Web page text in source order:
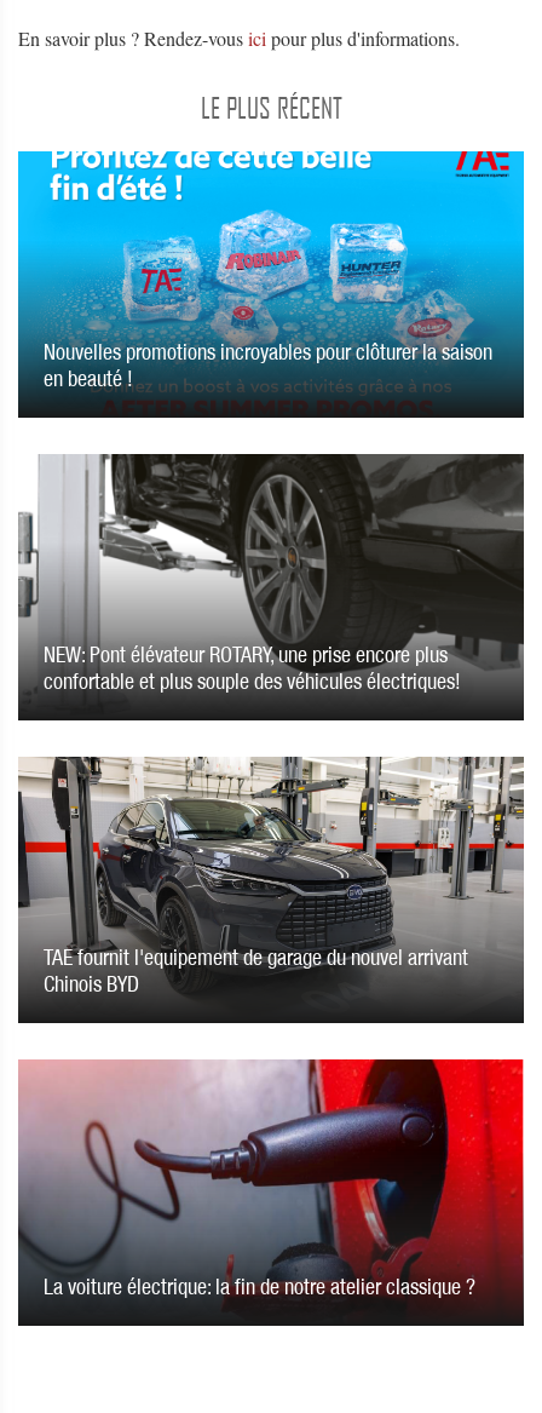
En savoir plus ? Rendez-vousici pour plus d'informations.
LE PLUS RÉCENT
Nouvelles promotions incroyables pour clôturer la saison
en beauté !
NEW: Pont élévateur ROTARY, une prise encore plus
confortable et plus souple des véhicules électriques!
TAE fournit l'equipement de garage du nouvel arrivant
Chinois BYD
La voiture électrique: la fin de notre atelier classique ?